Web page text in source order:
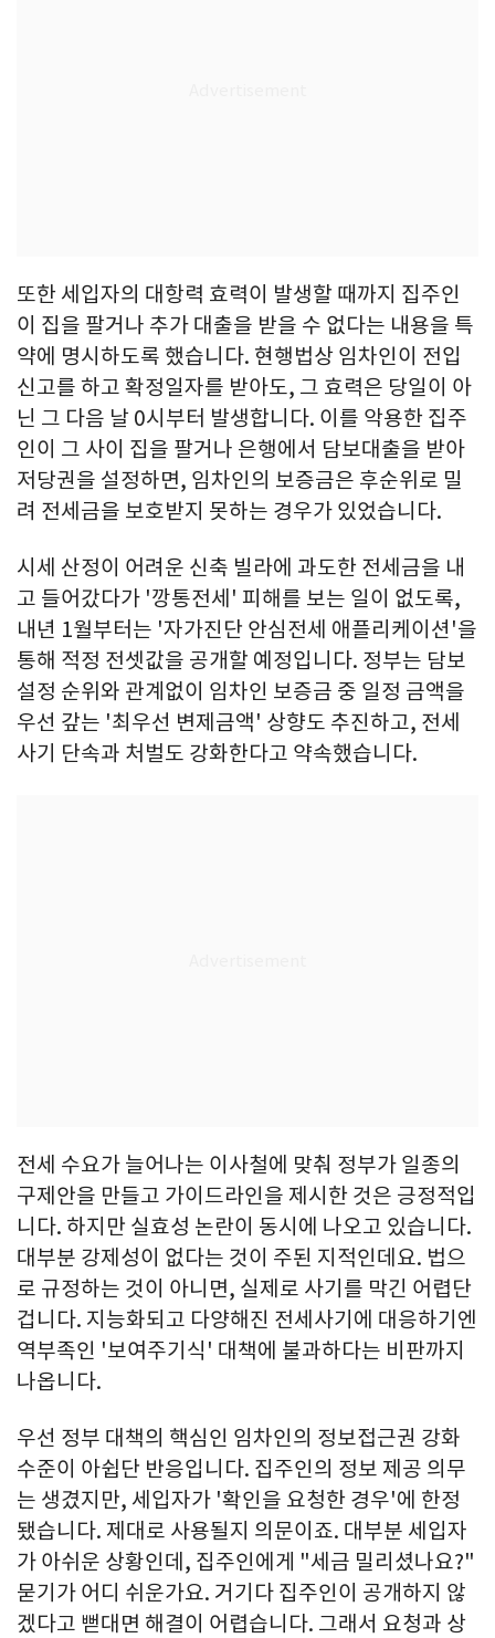
또한 세입자의 대항력 효력이 발생할 때까지 집주인
이 집을 팔거나 추가 대출을 받을 수 없다는 내용을 특
약에 명시하도록 했습니다. 현행법상 임차인이 전입
신고를 하고 확정일자를 받아도, 그 효력은 당일이 아
닌 그 다음 날 0시부터 발생합니다. 이를 악용한 집주
인이 그 사이 집을 팔거나 은행에서 담보대출을 받아
저당권을 설정하면, 임차인의 보증금은 후순위로 밀
려 전세금을 보호받지 못하는 경우가 있었습니다.
시세 산정이 어려운 신축 빌라에 과도한 전세금을 내
고 들어갔다가 '깡통전세' 피해를 보는 일이 없도록,
내년 1월부터는 '자가진단 안심전세 애플리케이션'을
통해 적정 전셋값을 공개할 예정입니다. 정부는 담보
설정 순위와 관계없이 임차인 보증금 중 일정 금액을
우선 갚는 '최우선 변제금액' 상향도 추진하고, 전세
사기 단속과 처벌도 강화한다고 약속했습니다.
전세 수요가 늘어나는 이사철에 맞춰 정부가 일종의
구제안을 만들고 가이드라인을 제시한 것은 긍정적입
니다. 하지만 실효성 논란이 동시에 나오고 있습니다.
대부분 강제성이 없다는 것이 주된 지적인데요. 법으
로 규정하는 것이 아니면, 실제로 사기를 막긴 어렵단
겁니다. 지능화되고 다양해진 전세사기에 대응하기엔
역부족인 '보여주기식' 대책에 불과하다는 비판까지
나옵니다.
우선 정부 대책의 핵심인 임차인의 정보접근권 강화
수준이 아쉽단 반응입니다. 집주인의 정보 제공 의무
는 생겼지만, 세입자가 '확인을 요청한 경우'에 한정
됐습니다. 제대로 사용될지 의문이죠. 대부분 세입자
가 아쉬운 상황인데, 집주인에게 "세금 밀리셨나요?"
묻기가 어디 쉬운가요. 거기다 집주인이 공개하지 않
겠다고 뻗대면 해결이 어렵습니다. 그래서 요청과 상